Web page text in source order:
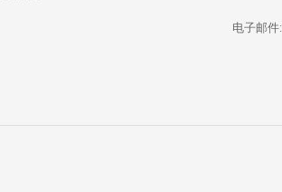
总量居榜首电子邮件: